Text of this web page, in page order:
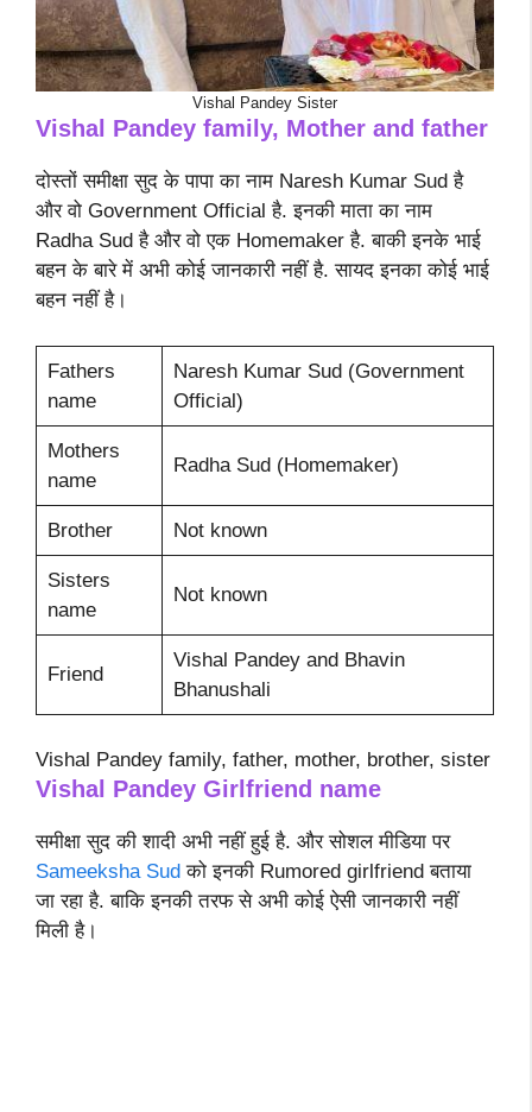
Vishal Pandey Sister
Vishal Pandey family, Mother and father
दोस्तों समीक्षा सुद के पापा का नाम Naresh Kumar Sud है
और वो Government Official है. इनकी माता का नाम
Radha Sud है और वो एक Homemaker है. बाकी इनके भाई
बहन के बारे में अभी कोई जानकारी नहीं है. सायद इनका कोई भाई
बहन नहीं है।
Fathers
name
Naresh Kumar Sud (Government
Official)
Mothers
name
Radha Sud (Homemaker)
Brother Not known
Sisters
name
Not known
Friend
Vishal Pandey and Bhavin
Bhanushali
Vishal Pandey family, father, mother, brother, sister
Vishal Pandey Girlfriend name
समीक्षा सुद की शादी अभी नहीं हुई है. और सोशल मीडिया पर
Sameeksha Sud को इनकी Rumored girlfriend बताया
जा रहा है. बाकि इनकी तरफ से अभी कोई ऐसी जानकारी नहीं
मिली है।